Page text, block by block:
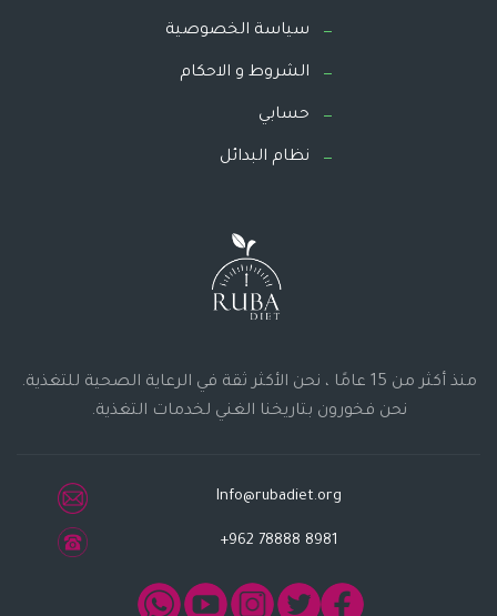
سياسة الخصوصية
الشروط و الاحكام
حسابي
نظام البدائل
منذ أكثر من 15 عامًا ، نحن الأكثر ثقة في الرعاية الصحية للتغذية.
نحن فخورون بتاريخنا الغني لخدمات التغذية.
Info@rubadiet.org
+962 78888 8981